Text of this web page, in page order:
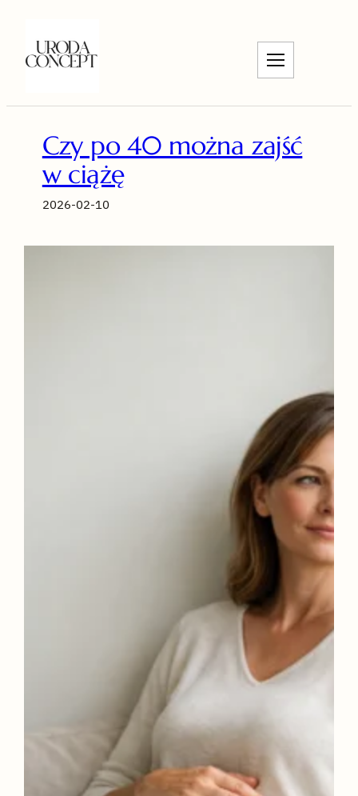
treści
Czy po 40 można zajść
w ciążę
2026-02-10